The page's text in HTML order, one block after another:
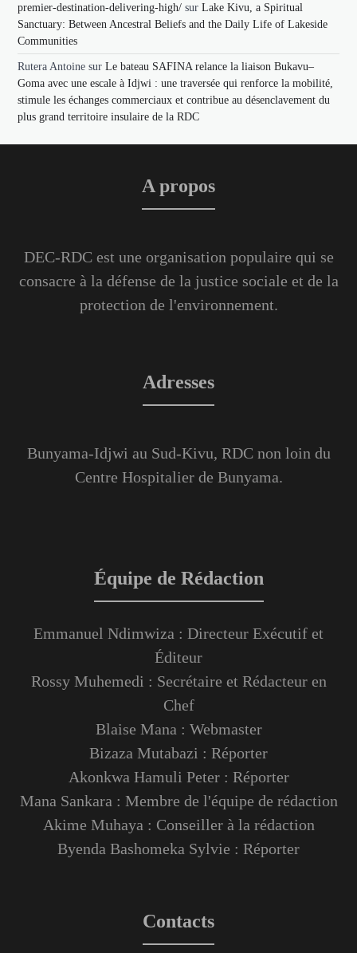
premier-destination-delivering-high/ surLake Kivu, a Spiritual
Sanctuary: Between Ancestral Beliefs and the Daily Life of Lakeside
Communities
Rutera Antoine surLe bateau SAFINA relance la liaison Bukavu–
Goma avec une escale à Idjwi : une traversée qui renforce la mobilité,
stimule les échanges commerciaux et contribue au désenclavement du
plus grand territoire insulaire de la RDC
A propos
DEC-RDC est une organisation populaire qui se
consacre à la défense de la justice sociale et de la
protection de l'environnement.
Adresses
Bunyama-Idjwi au Sud-Kivu, RDC non loin du
Centre Hospitalier de Bunyama.
Équipe de Rédaction
Emmanuel Ndimwiza : Directeur Exécutif et
Éditeur
Rossy Muhemedi : Secrétaire et Rédacteur en
Chef
Blaise Mana : Webmaster
Bizaza Mutabazi : Réporter
Akonkwa Hamuli Peter : Réporter
Mana Sankara : Membre de l'équipe de rédaction
Akime Muhaya : Conseiller à la rédaction
Byenda Bashomeka Sylvie : Réporter
Contacts